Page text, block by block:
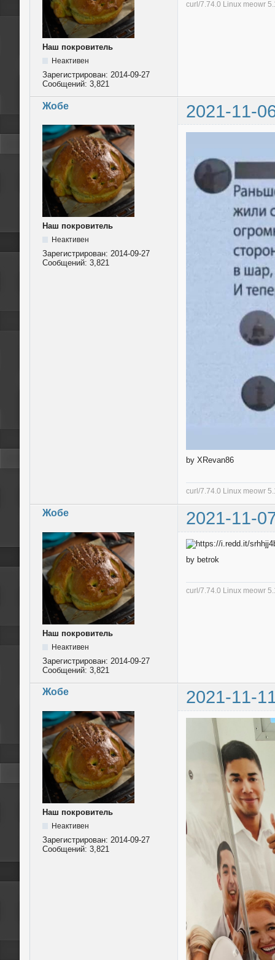
Наш покровитель
Неактивен
Зарегистрирован: 2014-09-27
Сообщений: 3,821
curl/7.74.0 Linux meowr
Жобе 2021-11-
Наш покровитель
Неактивен
Зарегистрирован: 2014-09-27
Сообщений: 3,821
by XRevan86
curl/7.74.0 Linux meowr
Жобе 2021-11-
Наш покровитель
Неактивен
Зарегистрирован: 2014-09-27
Сообщений: 3,821
by betrok
curl/7.74.0 Linux meowr
Жобе 2021-11-
Наш покровитель
Неактивен
Зарегистрирован: 2014-09-27
Сообщений: 3,821